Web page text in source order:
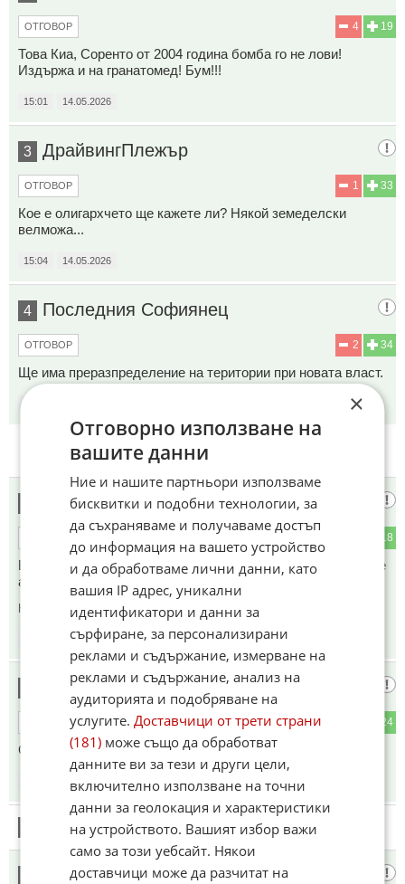
19
4
ОТГОВОР
Това Киа, Соренто от 2004 година бомба го не лови!
Издържа и на гранатомед! Бум!!!
15:01 14.05.2026
3 ДрайвингПлежър
33
1
ОТГОВОР
Кое е олигархчето ще кажете ли? Някой земеделски
велможа...
15:04 14.05.2026
4 Последния Софиянец
34
2
ОТГОВОР
Ще има преразпределение на територии при новата власт.
Последния Софиянец
18
Бая голяма бомба.Колкото куфар.Не е за предупреждение
а за убийство.
Коментиран от#10
14.05.2026
Ало -Ало!
24
ОТГОВОР
След като махнаха охраната, скоро и при Боко и Грухи.....
Този коментар е премахнат от модератор.
честито
×
Отговорно използване на
вашите данни
Ние и нашите партньори използваме
бисквитки и подобни технологии, за
да съхраняваме и получаваме достъп
до информация на вашето устройство
и да обработваме лични данни, като
вашия IP адрес, уникални
идентификатори и данни за
сърфиране, за персонализирани
реклами и съдържание, измерване на
реклами и съдържание, анализ на
аудиторията и подобряване на
услугите.Доставчици от трети страни
(181) може също да обработват
данните ви за тези и други цели,
включително използване на точни
данни за геолокация и характеристики
на устройството. Вашият избор важи
само за този уебсайт. Някои
доставчици може да разчитат на